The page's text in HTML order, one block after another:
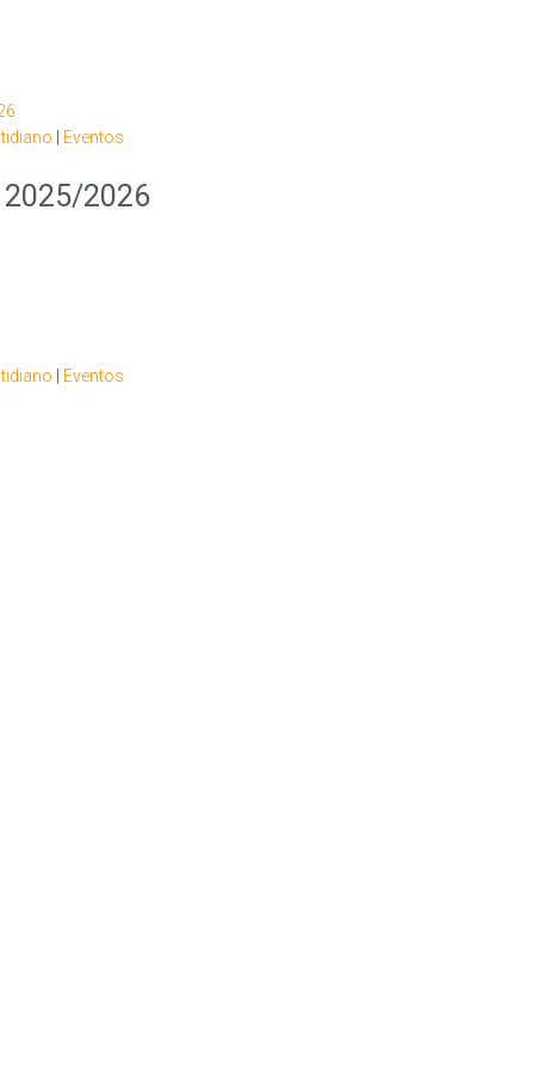
Eventos
2025/2026
Eventos